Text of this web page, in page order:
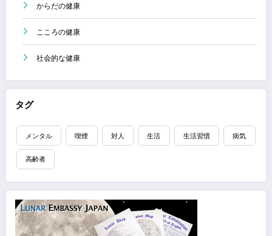
からだの健康
こころの健康
社会的な健康
タグ
メンタル 喫煙 対人 生活 生活習慣 病気
高齢者